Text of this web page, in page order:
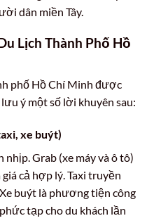
dân miền Tây.
Lịch Thành Phố Hồ
phố Hồ Chí Minh được
ý một số lời khuyên sau:
xe buýt)
Grab (xe máy và ô tô)
cả hợp lý. Taxi truyền
buýt là phương tiện công
tạp cho du khách lần